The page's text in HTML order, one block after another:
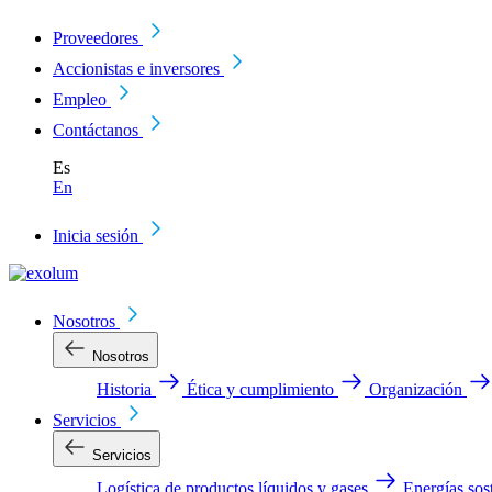
Proveedores
Accionistas e inversores
Empleo
Contáctanos
Es
En
Inicia sesión
Nosotros
Nosotros
Historia Ética y cumplimiento Organización
Servicios
Servicios
Logística de productos líquidos y gases Energías